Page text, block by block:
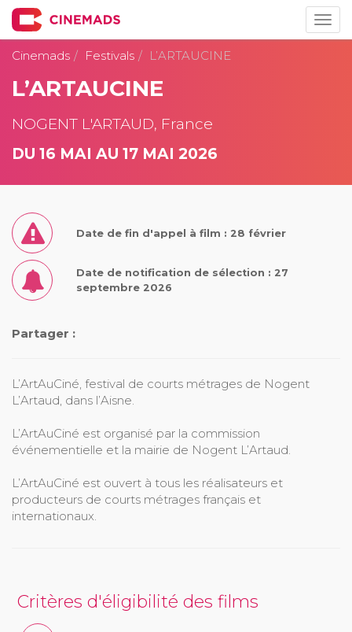
Cinemads
Festivals L’ARTAUCINE
L’ARTAUCINE
NOGENT L'ARTAUD, France
DU 16 MAI AU 17 MAI 2026
Date de fin d'appel à film : 28 février
Date de notification de sélection : 27
septembre 2026
Partager :
L’ArtAuCiné, festival de courts métrages de Nogent
L’Artaud, dans l’Aisne.
L’ArtAuCiné est organisé par la commission
événementielle et la mairie de Nogent L’Artaud.
L’ArtAuCiné est ouvert à tous les réalisateurs et
producteurs de courts métrages français et
internationaux.
Critères d'éligibilité des films